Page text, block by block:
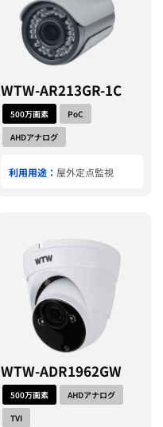
WTW-AR213GR-1C
500万画素
PoC
AHDアナログ
利用用途： 屋外定点監視
WTW-ADR1962GW
500万画素
AHDアナログ
TVI